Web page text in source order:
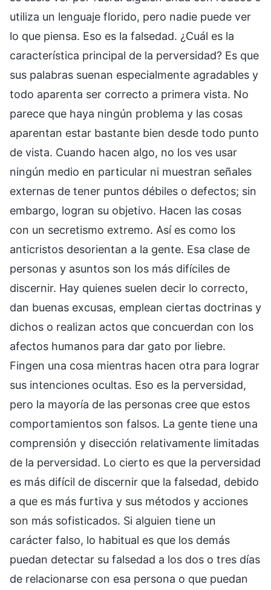
utiliza un lenguaje florido, pero nadie puede ver
lo que piensa. Eso es la falsedad. ¿Cuál es la
característica principal de la perversidad? Es que
sus palabras suenan especialmente agradables y
todo aparenta ser correcto a primera vista. No
parece que haya ningún problema y las cosas
aparentan estar bastante bien desde todo punto
de vista. Cuando hacen algo, no los ves usar
ningún medio en particular ni muestran señales
externas de tener puntos débiles o defectos; sin
embargo, logran su objetivo. Hacen las cosas
con un secretismo extremo. Así es como los
anticristos desorientan a la gente. Esa clase de
personas y asuntos son los más difíciles de
discernir. Hay quienes suelen decir lo correcto,
dan buenas excusas, emplean ciertas doctrinas y
dichos o realizan actos que concuerdan con los
afectos humanos para dar gato por liebre.
Fingen una cosa mientras hacen otra para lograr
sus intenciones ocultas. Eso es la perversidad,
pero la mayoría de las personas cree que estos
comportamientos son falsos. La gente tiene una
comprensión y disección relativamente limitadas
de la perversidad. Lo cierto es que la perversidad
es más difícil de discernir que la falsedad, debido
a que es más furtiva y sus métodos y acciones
son más sofisticados. Si alguien tiene un
carácter falso, lo habitual es que los demás
puedan detectar su falsedad a los dos o tres días
de relacionarse con esa persona o que puedan